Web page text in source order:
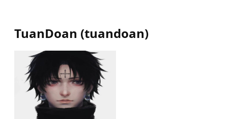
TuanDoan (tuandoan)